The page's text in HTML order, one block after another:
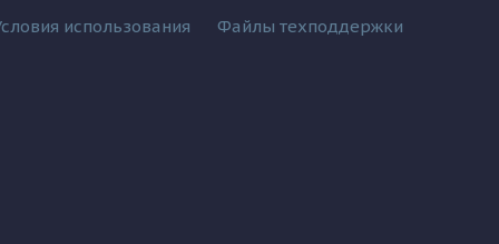
использования Файлы техподдержки